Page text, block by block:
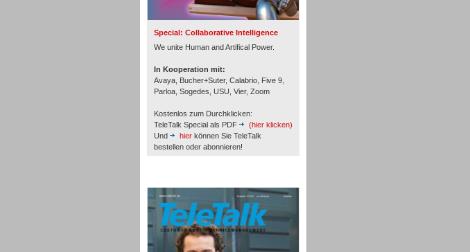
Special: Collaborative Intelligence
We unite Human and Artifical Power.
In Kooperation mit:
Avaya, Bucher+Suter, Calabrio, Five 9,
Parloa, Sogedes, USU, Vier, Zoom
Kostenlos zum Durchklicken:
TeleTalk Special als PDF
(hier klicken)
Und
hier können Sie TeleTalk
bestellen oder abonnieren!